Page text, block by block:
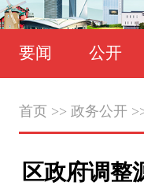
要闻 公开
首页 >> 政务公开
区政府调整